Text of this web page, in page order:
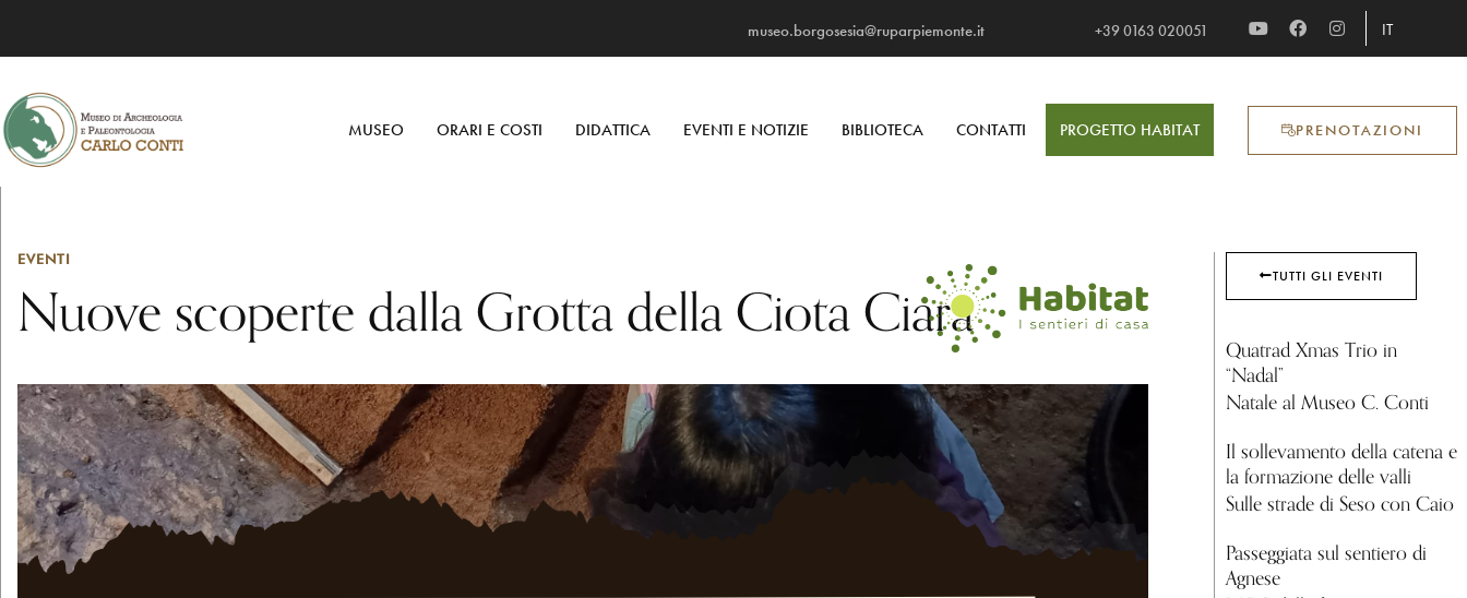
museo.borgosesia@ruparpiemonte.it +39 0163 020051​ IT
MUSEO ORARI E COSTI DIDATTICA EVENTI E NOTIZIE BIBLIOTECA CONTATTI PROGETTO HABITAT PRENOTAZIONI
EVENTI
Nuove scoperte dalla Grotta della Ciota Ciara TUTTI GLI EVENTI
Quatrad Xmas Trio in
“Nadal”
Natale al Museo C. Conti
Il sollevamento della catena e
la formazione delle valli
Sulle strade di Seso con Caio
Passeggiata sul sentiero di
Agnese